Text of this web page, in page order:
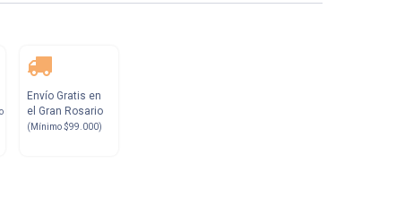
Envío Gratis en
el Gran Rosario
(Mínimo $99.000)